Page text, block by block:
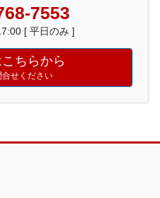
7553
[ 平日のみ ]
ちらから
せください